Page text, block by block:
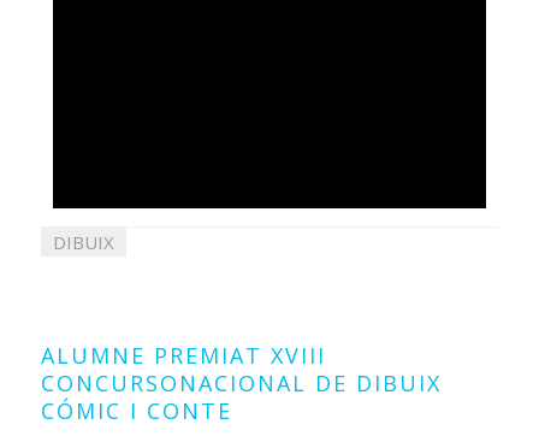
DIBUIX
ALUMNE PREMIAT XVIII
CONCURSONACIONAL DE DIBUIX
CÓMIC I CONTE